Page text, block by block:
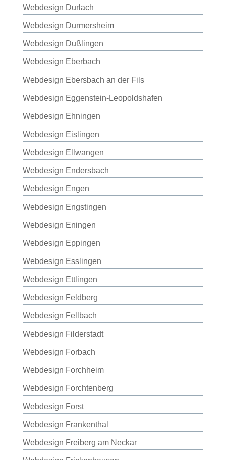
Webdesign Durlach
Webdesign Durmersheim
Webdesign Dußlingen
Webdesign Eberbach
Webdesign Ebersbach an der Fils
Webdesign Eggenstein-Leopoldshafen
Webdesign Ehningen
Webdesign Eislingen
Webdesign Ellwangen
Webdesign Endersbach
Webdesign Engen
Webdesign Engstingen
Webdesign Eningen
Webdesign Eppingen
Webdesign Esslingen
Webdesign Ettlingen
Webdesign Feldberg
Webdesign Fellbach
Webdesign Filderstadt
Webdesign Forbach
Webdesign Forchheim
Webdesign Forchtenberg
Webdesign Forst
Webdesign Frankenthal
Webdesign Freiberg am Neckar